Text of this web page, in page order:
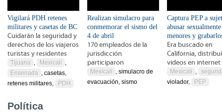
Vigilará PDH retenes
militares y casetas de BC
Cuidarán la seguridad y
derechos de los viajeros
turistas y residentes
Tijuana , Mexicali ,
Ensenada , casetas,
retenes militares,
PDH
Realizan simulacro para
conmemorar el sismo del
4 de abril
170 empleados de la
jurisdicción
participaron
Mexicali , simulacro de
evacuación, sismo
Captura PEP a
abusar
menores y
Era buscado en
California,
videos en internet
Mexicali ,
violador,
PEP
Política